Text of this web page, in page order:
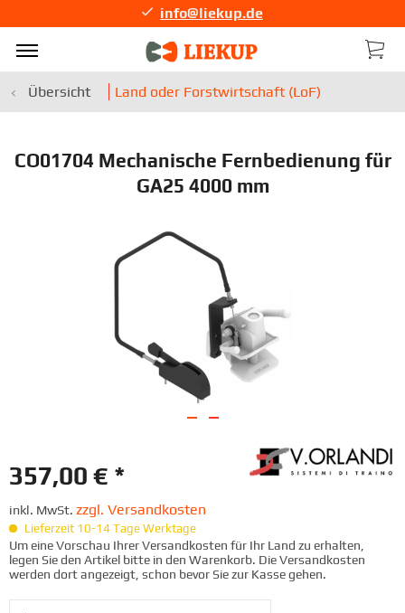
info@liekup.de
Übersicht Land oder Forstwirtschaft (LoF)
CO01704 Mechanische Fernbedienung für
GA25 4000 mm
357,00 € *
inkl. MwSt. zzgl. Versandkosten
Lieferzeit 10-14 Tage Werktage
Um eine Vorschau Ihrer Versandkosten für Ihr Land zu erhalten,
legen Sie den Artikel bitte in den Warenkorb. Die Versandkosten
werden dort angezeigt, schon bevor Sie zur Kasse gehen.